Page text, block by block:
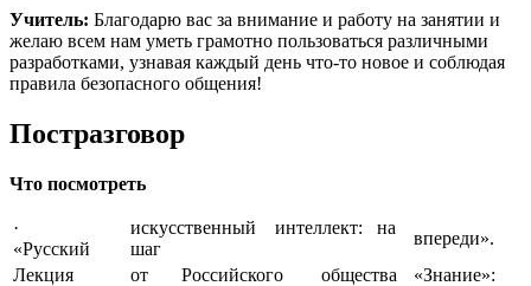
Учитель: Благодарю вас за внимание и работу на занятии и
желаю всем нам уметь грамотно пользоваться различными
разработками, узнавая каждый день что-то новое и соблюдая
правила безопасного общения!
Постразговор
Что посмотреть
·
«Русский
искусственный интеллект: на
шаг
впереди».
Лекция
от Российского общества «Знание»: